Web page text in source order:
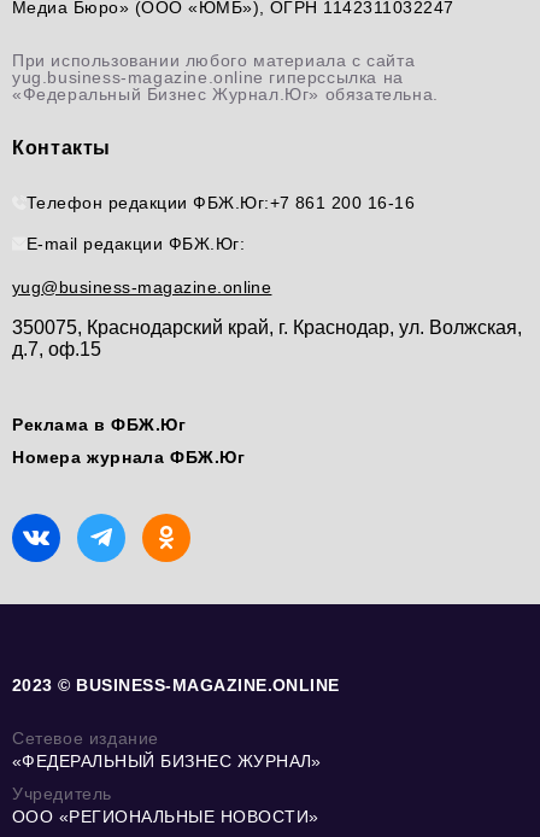
Медиа Бюро» (ООО «ЮМБ»), ОГРН 1142311032247
При использовании любого материала с сайта
yug.business-magazine.online гиперссылка на
«Федеральный Бизнес Журнал.Юг» обязательна.
Контакты
Телефон редакции ФБЖ.Юг:+7 861 200 16-16
E-mail редакции ФБЖ.Юг:
yug@business-magazine.online
350075, Краснодарский край, г. Краснодар, ул. Волжская,
д.7, оф.15
Реклама в ФБЖ.Юг
Номера журнала ФБЖ.Юг
2023 © BUSINESS-MAGAZINE.ONLINE
Сетевое издание
«ФЕДЕРАЛЬНЫЙ БИЗНЕС ЖУРНАЛ»
Учредитель
ООО «РЕГИОНАЛЬНЫЕ НОВОСТИ»